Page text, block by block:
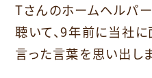
Tさんのホームヘルパ
聴いて、9年前に当社
言った言葉を思い出し